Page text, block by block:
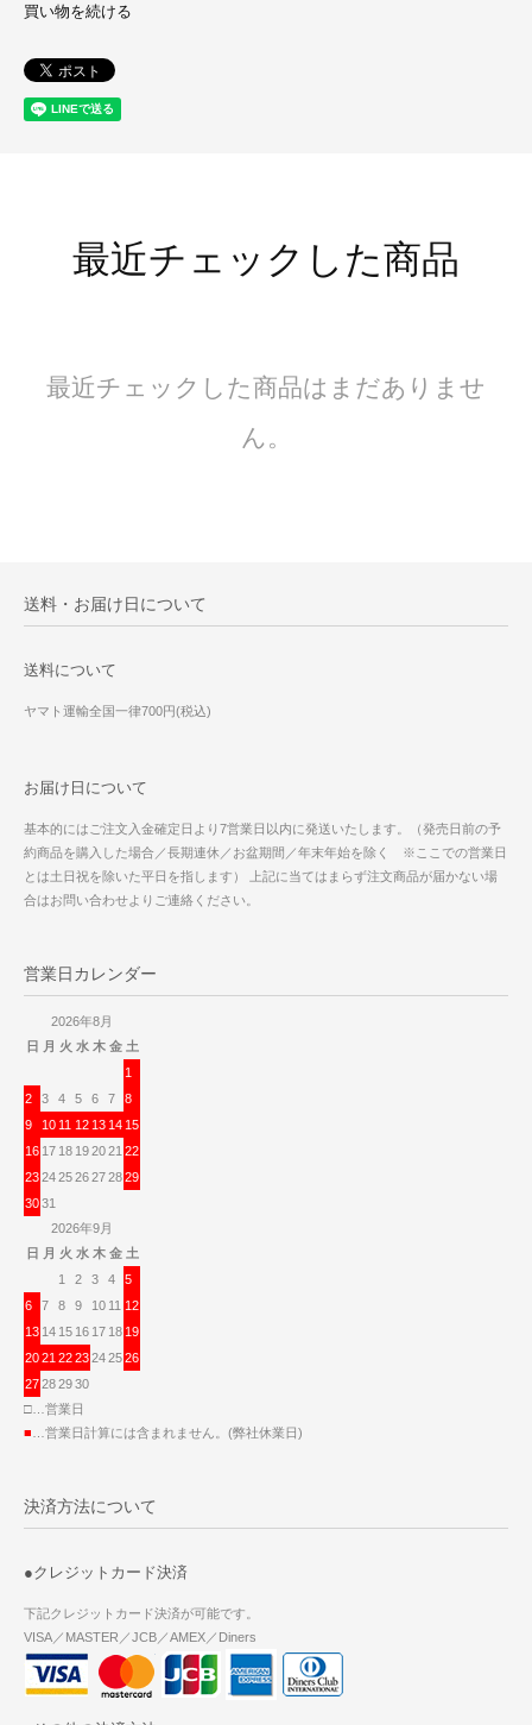
買い物を続ける
最近チェックした商品
最近チェックした商品はまだありませ
ん。
送料・お届け日について
送料について
ヤマト運輸全国一律700円(税込)
お届け日について
基本的にはご注文入金確定日より7営業日以内に発送いたします。（発売日前の予
約商品を購入した場合／長期連休／お盆期間／年末年始を除く ※ここでの営業日
とは土日祝を除いた平日を指します） 上記に当てはまらず注文商品が届かない場
合はお問い合わせよりご連絡ください。
営業日カレンダー
2026年8月
日 月 火 水 木 金 土
1
2
3 4 5 6 7
8
9
10 11 12 13 14 15
16 17 18 192021 22
23242526272829
3031
2026年9月
日 月 火 水 木 金 土
1
2 3 4
5
6
7 8 9 10 11 12
13 14 15 16 17 18 19
2021 2223242526
27282930
□…営業日
■ …営業日計算には含まれません。(弊社休業日)
決済方法について
●クレジットカード決済
下記クレジットカード決済が可能です。
VISA／MASTER／JCB／AMEX／Diners